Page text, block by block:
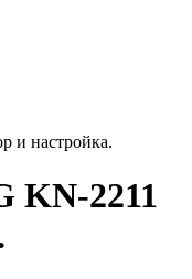
и настройка.
KN-2211